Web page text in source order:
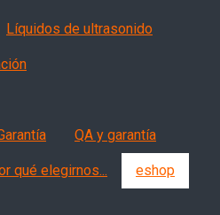
Líquidos de ultrasonido
QA y garantía
qué elegirnos... eshop